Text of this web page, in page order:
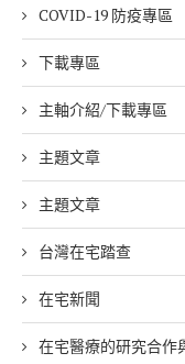
COVID-19 防疫專區
下載專區
主軸介紹/下載專區
主題文章
主題文章
台灣在宅踏查
在宅新聞
在宅醫療的研究合作